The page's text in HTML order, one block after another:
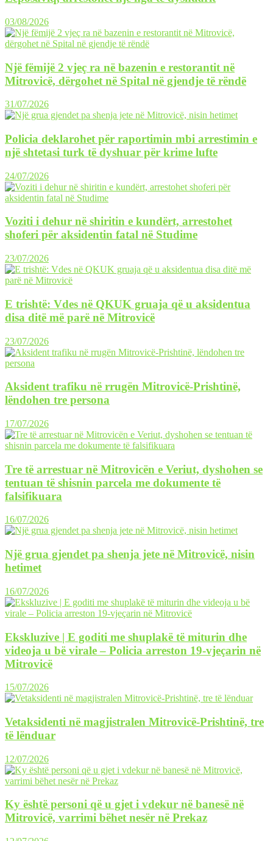
03/08/2026
Një fëmijë 2 vjeç ra në bazenin e restorantit në
Mitrovicë, dërgohet në Spital në gjendje të rëndë
31/07/2026
Policia deklarohet për raportimin mbi arrestimin e
një shtetasi turk të dyshuar për krime lufte
24/07/2026
Voziti i dehur në shiritin e kundërt, arrestohet
shoferi për aksidentin fatal në Studime
23/07/2026
E trishtë: Vdes në QKUK gruaja që u aksidentua
disa ditë më parë në Mitrovicë
23/07/2026
Aksident trafiku në rrugën Mitrovicë-Prishtinë,
lëndohen tre persona
17/07/2026
Tre të arrestuar në Mitrovicën e Veriut, dyshohen se
tentuan të shisnin parcela me dokumente të
falsifikuara
16/07/2026
Një grua gjendet pa shenja jete në Mitrovicë, nisin
hetimet
16/07/2026
Ekskluzive | E goditi me shuplakë të miturin dhe
videoja u bë virale – Policia arreston 19-vjeçarin në
Mitrovicë
15/07/2026
Vetaksidenti në magjistralen Mitrovicë-Prishtinë, tre
të lënduar
12/07/2026
Ky është personi që u gjet i vdekur në banesë në
Mitrovicë, varrimi bëhet nesër në Prekaz